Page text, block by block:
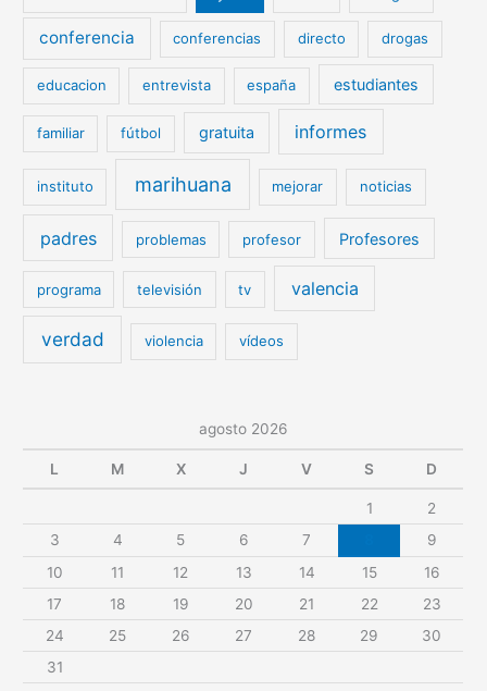
conferencia conferencias directo drogas
educacion entrevista españa estudiantes
familiar fútbol gratuita informes
instituto marihuana mejorar noticias
padres problemas profesor Profesores
programa televisión tv valencia
verdad violencia vídeos
agosto 2026
L M X J V S D
1
2
3
4 5 6 7
9
10
11 12 13 14 15
16
17
18 19 20 21 22
23
24
25 26 27 28 29
30
31